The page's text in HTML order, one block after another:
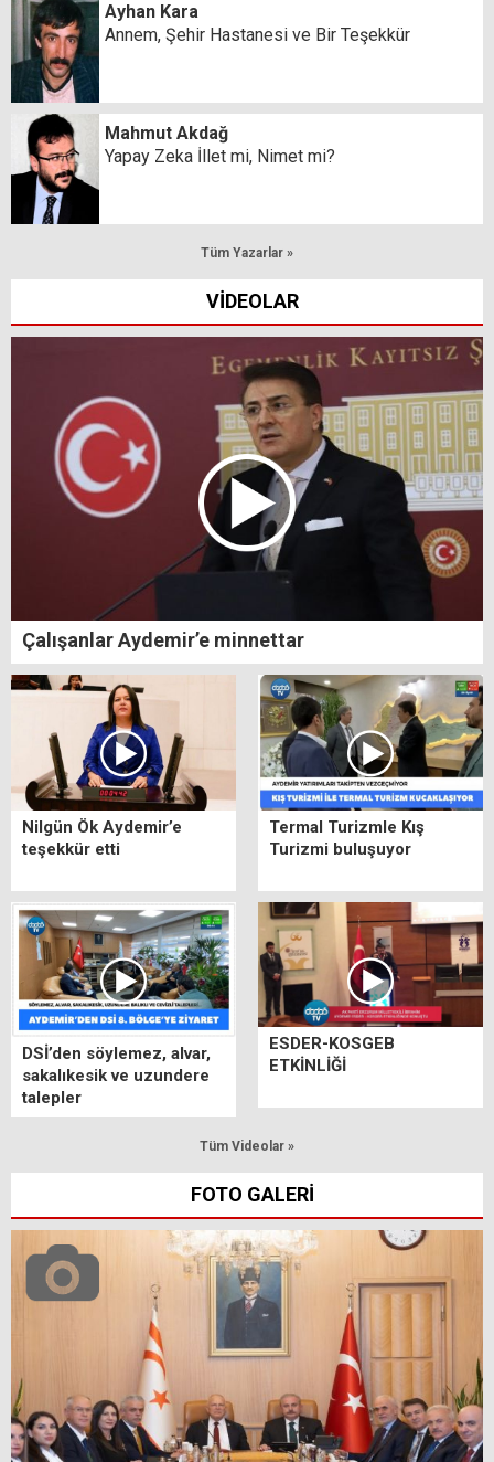
Ayhan Kara
Annem, Şehir Hastanesi ve Bir Teşekkür
Mahmut Akdağ
Yapay Zeka İllet mi, Nimet mi?
Tüm Yazarlar »
VİDEOLAR
Çalışanlar Aydemir’e minnettar
Nilgün Ök Aydemir’e
teşekkür etti
Termal Turizmle Kış
Turizmi buluşuyor
DSİ’den söylemez, alvar,
sakalıkesik ve uzundere
talepler
ESDER-KOSGEB
ETKİNLİĞİ
Tüm Videolar »
FOTO GALERİ